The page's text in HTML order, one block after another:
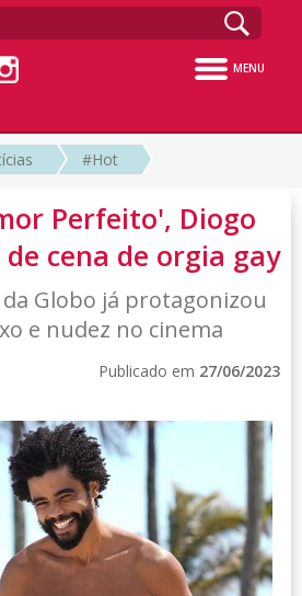
MENU
#Hot
Perfeito', Diogo
cena de orgia gay
Globo já protagonizou
e nudez no cinema
Publicado em 27/06/2023